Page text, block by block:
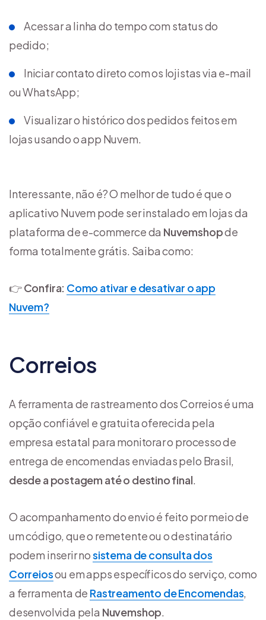
Acessar a linha do tempo com status do
pedido;
Iniciar contato direto com os lojistas via e-mail
ou WhatsApp;
Visualizar o histórico dos pedidos feitos em
lojas usando o app Nuvem.
Interessante, não é? O melhor de tudo é que o
aplicativo Nuvem pode ser instalado em lojas da
plataforma de e-commerce da Nuvemshopde
forma totalmente grátis. Saiba como:
👉Confira: Como ativar e desativar o app
Nuvem?
Correios
A ferramenta de rastreamento dos Correios é uma
opção confiável e gratuita oferecida pela
empresa estatal para monitorar o processo de
entrega de encomendas enviadas pelo Brasil,
desde a postagem até o destino final.
O acompanhamento do envio é feito por meio de
um código, que o remetente ou o destinatário
podem inserir nosistema de consulta dos
Correiosou em apps específicos do serviço, como
a ferramenta de Rastreamento de Encomendas,
desenvolvida pela Nuvemshop.